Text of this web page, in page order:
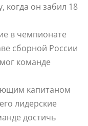
когда он забил 18
в чемпионате
сборной России
команде
капитаном
лидерские
достичь